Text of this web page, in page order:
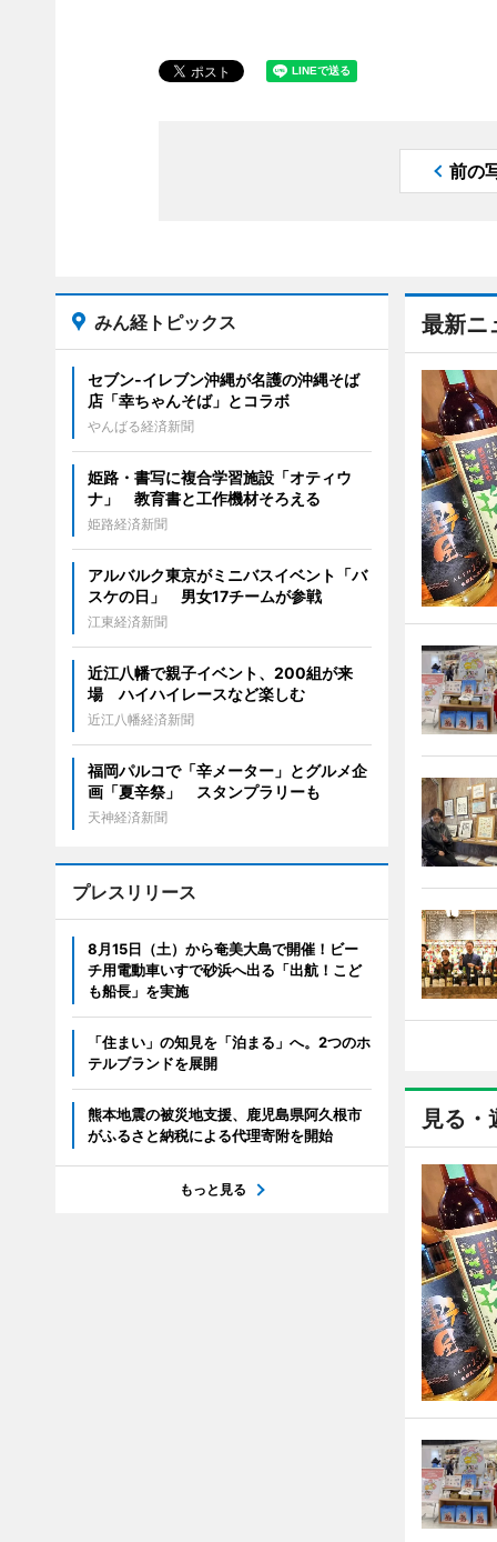
前の
最新ニ
見る・
みん経トピックス
セブン‐イレブン沖縄が名護の沖縄そば
店「幸ちゃんそば」とコラボ
やんばる経済新聞
姫路・書写に複合学習施設「オティウ
ナ」 教育書と工作機材そろえる
姫路経済新聞
アルバルク東京がミニバスイベント「バ
スケの日」 男女17チームが参戦
江東経済新聞
近江八幡で親子イベント、200組が来
場 ハイハイレースなど楽しむ
近江八幡経済新聞
福岡パルコで「辛メーター」とグルメ企
画「夏辛祭」 スタンプラリーも
天神経済新聞
プレスリリース
8月15日（土）から奄美大島で開催！ビー
チ用電動車いすで砂浜へ出る「出航！こど
も船長」を実施
「住まい」の知見を「泊まる」へ。2つのホ
テルブランドを展開
熊本地震の被災地支援、鹿児島県阿久根市
がふるさと納税による代理寄附を開始
もっと見る